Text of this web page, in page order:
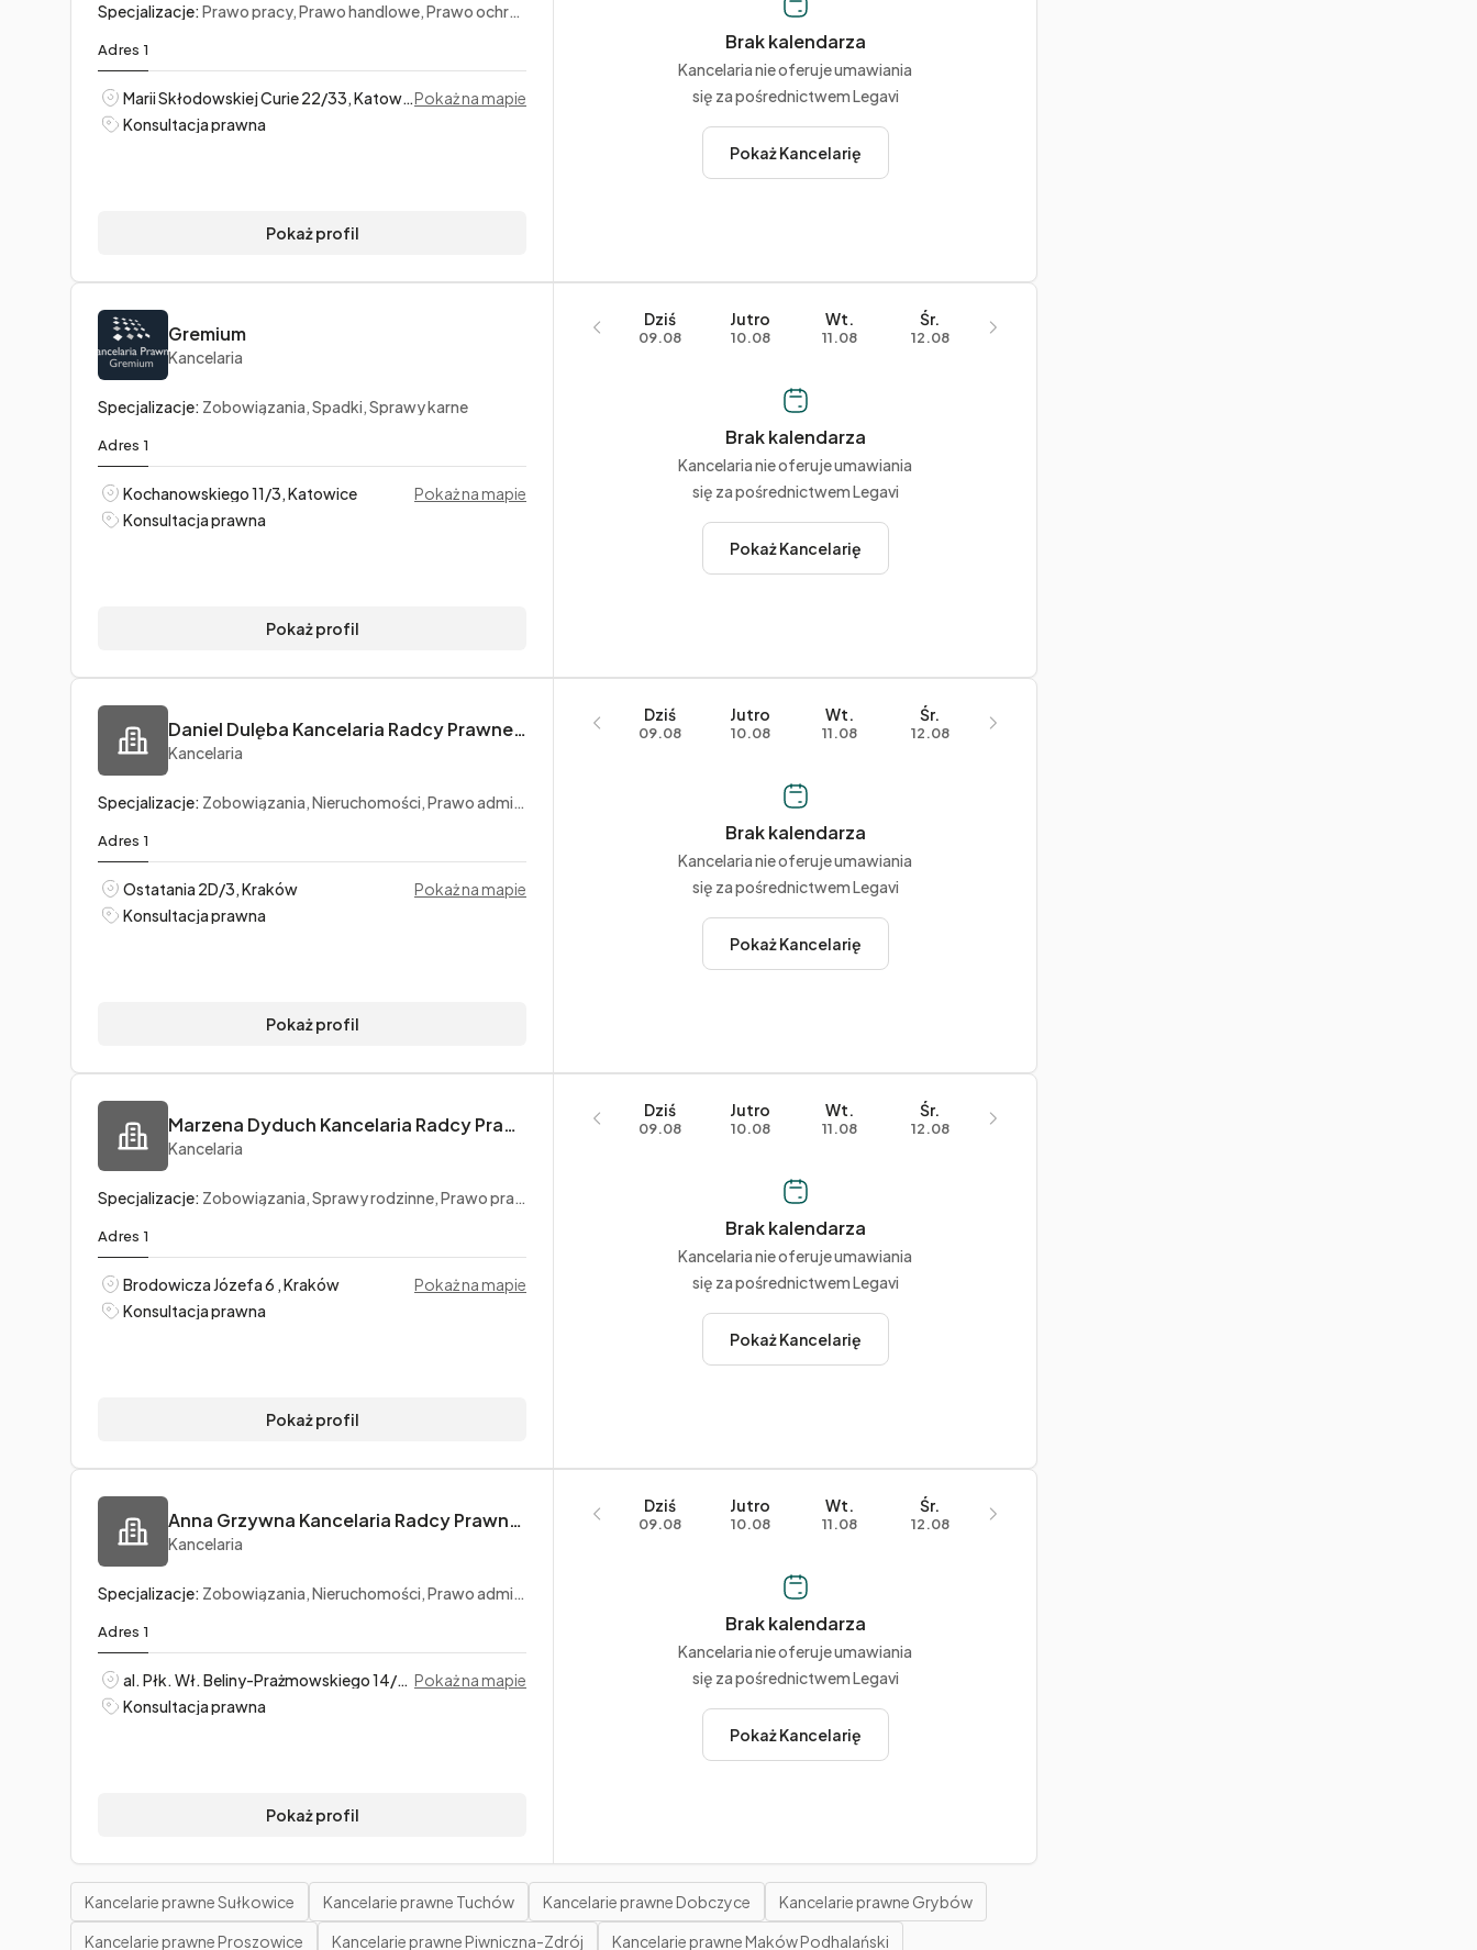
Specjalizacje: Prawo pracy, Prawo handlowe, Prawo ochrony środowiska
Adres 1
Marii Skłodowskiej Curie 22/33, KatowicePokaż na mapie
Konsultacja prawna
Pokaż profil
Brak kalendarza
Kancelaria nie oferuje umawiania
się za pośrednictwem Legavi
Pokaż Kancelarię
Gremium
Kancelaria
Specjalizacje: Zobowiązania, Spadki, Sprawy karne
Adres 1
Kochanowskiego 11/3, Katowice
Pokaż na mapie
Konsultacja prawna
Pokaż profil
Dziś
09.08
Jutro
10.08
Wt.
11.08
Śr.
12.08
Brak kalendarza
Kancelaria nie oferuje umawiania
się za pośrednictwem Legavi
Pokaż Kancelarię
Daniel Dulęba Kancelaria Radcy Prawnego
Kancelaria
Specjalizacje: Zobowiązania, Nieruchomości, Prawo administracyjne
Adres 1
Ostatania 2D/3, Kraków
Pokaż na mapie
Konsultacja prawna
Pokaż profil
Dziś
09.08
Jutro
10.08
Wt.
11.08
Śr.
12.08
Brak kalendarza
Kancelaria nie oferuje umawiania
się za pośrednictwem Legavi
Pokaż Kancelarię
Marzena Dyduch Kancelaria Radcy Prawnego
Kancelaria
Specjalizacje: Zobowiązania, Sprawy rodzinne, Prawo pracy
Adres 1
Brodowicza Józefa 6 , Kraków
Pokaż na mapie
Konsultacja prawna
Pokaż profil
Dziś
09.08
Jutro
10.08
Wt.
11.08
Śr.
12.08
Brak kalendarza
Kancelaria nie oferuje umawiania
się za pośrednictwem Legavi
Pokaż Kancelarię
Anna Grzywna Kancelaria Radcy Prawnego
Kancelaria
Specjalizacje: Zobowiązania, Nieruchomości, Prawo administracyjne
Adres 1
al. Płk. Wł. Beliny-Prażmowskiego 14/2, Kraków Pokaż na mapie
Konsultacja prawna
Pokaż profil
Dziś
09.08
Jutro
10.08
Wt.
11.08
Śr.
12.08
Brak kalendarza
Kancelaria nie oferuje umawiania
się za pośrednictwem Legavi
Pokaż Kancelarię
Kancelarie prawne Sułkowice Kancelarie prawne Tuchów Kancelarie prawne Dobczyce
Kancelarie prawne Grybów
Kancelarie prawne Proszowice
Kancelarie prawne Piwniczna-Zdrój Kancelarie prawne Maków Podhalański